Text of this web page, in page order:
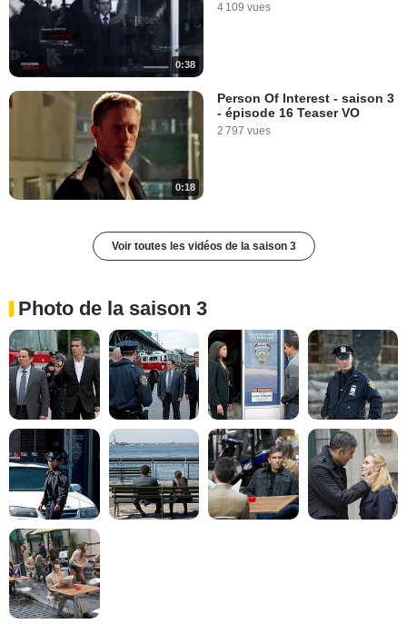
0:38
4 109 vues
0:18
Person Of Interest - saison 3
- épisode 16 Teaser VO
2 797 vues
Voir toutes les vidéos de la saison 3
Photo de la saison 3